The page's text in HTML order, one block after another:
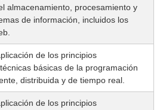
almacenamiento, procesamiento y
de información, incluidos los
de los principios
básicas de la programación
distribuida y de tiempo real.
de los principios